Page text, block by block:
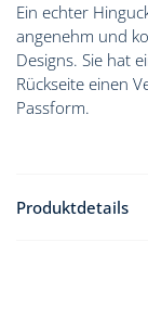
Ein echter
angenehm und
Designs. Sie hat
Rückseite einen
Passform.​
Produktdetails